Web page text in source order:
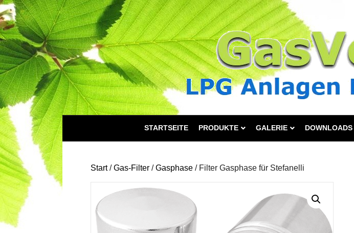
STARTSEITE PRODUKTE GALERIE DOWNLOADS
Start/Gas-Filter /Gasphase / Filter Gasphase für Stefanelli